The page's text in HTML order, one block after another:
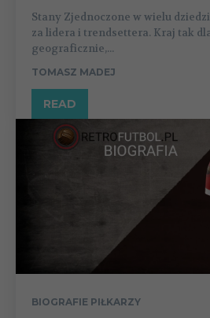
Stany Zjednoczone w wielu
za lidera i trendsettera. Kraj tak
geograficznie,...
TOMASZ MADEJ
READ
BIOGRAFIE PIŁKARZY